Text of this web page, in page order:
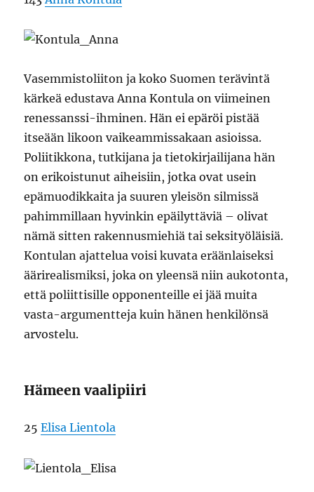
Vasemmistoliiton ja koko Suomen terävintä
kärkeä edustava Anna Kontula on viimeinen
renessanssi-ihminen. Hän ei epäröi pistää
itseään likoon vaikeammissakaan asioissa.
Poliitikkona, tutkijana ja tietokirjailijana hän
on erikoistunut aiheisiin, jotka ovat usein
epämuodikkaita ja suuren yleisön silmissä
pahimmillaan hyvinkin epäilyttäviä – olivat
nämä sitten rakennusmiehiä tai seksityöläisiä.
Kontulan ajattelua voisi kuvata eräänlaiseksi
äärirealismiksi, joka on yleensä niin aukotonta,
että poliittisille opponenteille ei jää muita
vasta-argumentteja kuin hänen henkilönsä
arvostelu.
Hämeen vaalipiiri
25Elisa Lientola